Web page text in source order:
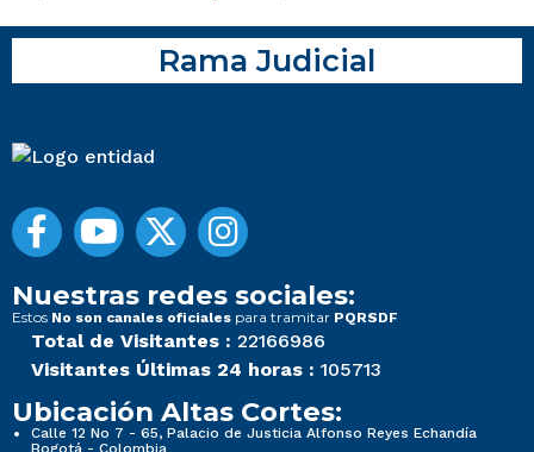
Rama Judicial
Nuestras redes sociales:
Estos No son canales oficiales para tramitar PQRSDF
Total de Visitantes : 22166986
Visitantes Últimas 24 horas : 105713
Ubicación Altas Cortes:
Calle 12 No 7 - 65, Palacio de Justicia Alfonso Reyes Echandía
Bogotá - Colombia